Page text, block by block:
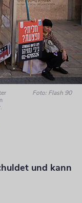
Foto: Flash 90
und kann